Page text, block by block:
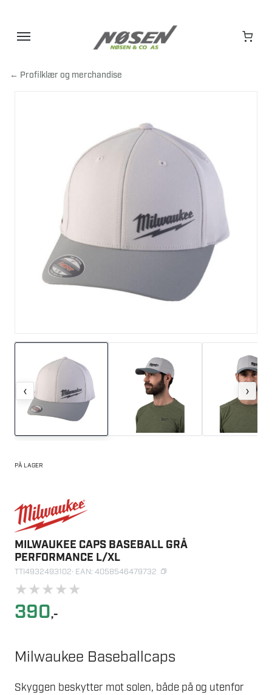
← Profilklær og merchandise
‹ ›
PÅ LAGER
MILWAUKEE CAPS BASEBALL GRÅ
PERFORMANCE L/XL
TTI4932493102· EAN: 4058546479732
★★★★★
390,-
Milwaukee Baseballcaps
Skyggen beskytter mot solen, både på og utenfor